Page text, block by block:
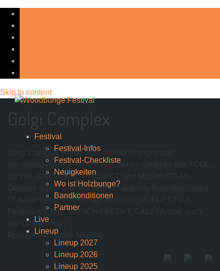
Skip to content
Festival
Festival-Infos
Festival-Checkliste
Neuigkeiten
Wo ist Holzbunge?
Bandkonditionen
Partner
Live
Lineup
Lineup 2027
Lineup 2026
Lineup 2025
Golgi Complex wurde 2010 in Kiel in gegründet.
Als geistig-musikalische Paten stehen Gruppen wie TOOL,
DEVIN TOWNSEND PROJECT, und MESHUGGAH.
Gespielt wurde u. a. auf dem Freakqency Roundup, Spiral
Of Noise Festival sowie auf dem DREMUFUESTIAS
Festival mit THE HIRSCH EFFEKT, CALEYA oder auch
der kanadischen
Post-/Drone-Größe NADJA.